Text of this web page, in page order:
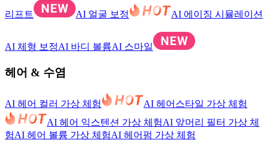
리프트 AI 얼굴 보정 AI 에이징 시뮬레이션
AI 체형 보정AI 바디 볼륨AI 스마일
헤어 & 수염
AI 헤어 컬러 가상 체험
AI 헤어스타일 가상 체험
AI 헤어 익스텐션 가상 체험AI 앞머리 필터 가상 체
험AI 헤어 볼륨 가상 체험AI 헤어펌 가상 체험